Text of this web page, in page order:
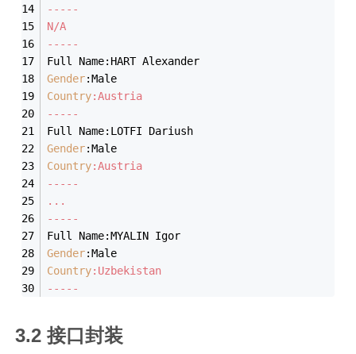
-----
N/A
-----
Full Name:HART Alexander
Gender:Male
Country:Austria
-----
Full Name:LOTFI Dariush
Gender:Male
Country:Austria
-----
...
-----
Full Name:MYALIN Igor
Gender:Male
Country:Uzbekistan
-----
3.2 接口封装